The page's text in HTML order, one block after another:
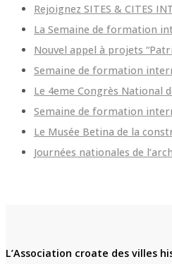
Rejoignez SITES & CITES
La Semaine de formation
Nouvel appel à projets
Semaine de formation
Le 4eme Congrès National
Semaine de formation
Le Musée Betina de la
Journées nationales de
L’Association croate des villes